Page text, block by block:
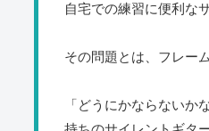
自宅での練習に便利な
その問題とは、フレー
「どうにかならない